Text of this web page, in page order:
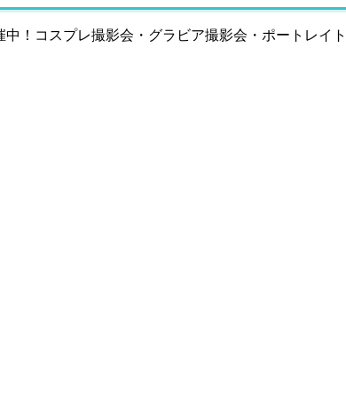
！コスプレ撮影会・グラビア撮影会・ポートレイ